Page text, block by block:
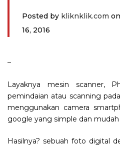
Posted by kliknklik.com
16, 2016
–
Layaknya mesin scanner,
pemindaian atau scanning
menggunakan camera
google yang simple dan
Hasilnya? sebuah foto digital